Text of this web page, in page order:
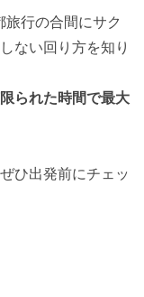
旅行の合間にサク
ない回り方を知り
限られた時間で最大
ひ出発前にチェッ